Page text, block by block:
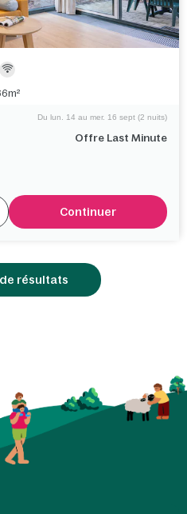
Offre Last Minute
Du lun. 14 au mer. 16 sept (2 nuits)
Continuer
résultats